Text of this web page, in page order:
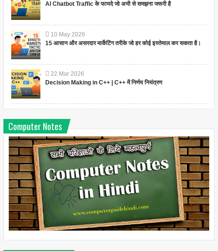
AI Chatbot Traffic के फायदे जो अभी से समझना जरूरी है
10 May 2026
15 आसान और असरदार मार्केटिंग तरीके जो हर कोई इस्तेमाल कर सकता है।
22 Mar 2026
Decision Making in C++ | C++ में निर्णय नियंत्रण
Computer Notes